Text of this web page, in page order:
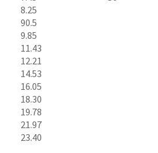
8.25
90.5
9.85
11.43
12.21
14.53
16.05
18.30
19.78
21.97
23.40